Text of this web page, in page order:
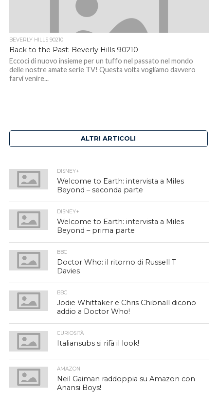
BEVERLY HILLS 90210
Back to the Past: Beverly Hills 90210
Eccoci di nuovo insieme per un tuffo nel passato nel mondo
delle nostre amate serie TV! Questa volta vogliamo davvero
farvi venire...
ALTRI ARTICOLI
DISNEY+
Welcome to Earth: intervista a Miles
Beyond – seconda parte
DISNEY+
Welcome to Earth: intervista a Miles
Beyond – prima parte
BBC
Doctor Who: il ritorno di Russell T
Davies
BBC
Jodie Whittaker e Chris Chibnall dicono
addio a Doctor Who!
CURIOSITÀ
Italiansubs si rifà il look!
AMAZON
Neil Gaiman raddoppia su Amazon con
Anansi Boys!